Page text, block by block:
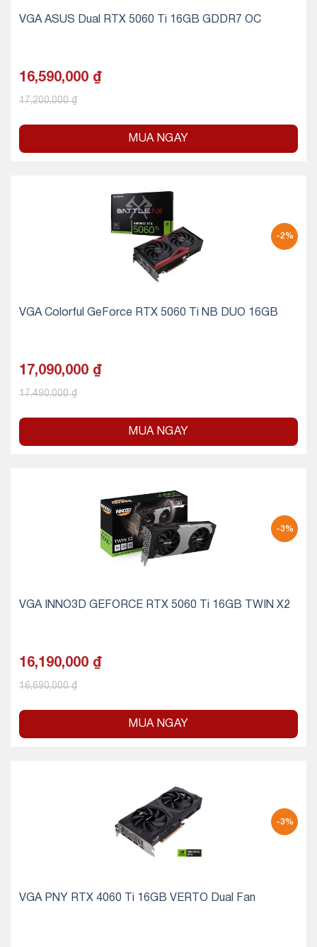
VGA ASUS Dual RTX 5060 Ti 16GB GDDR7 OC
16,590,000 ₫
17,200,000₫
MUA NGAY
-2%
VGA Colorful GeForce RTX 5060 Ti NB DUO 16GB
17,090,000 ₫
17,490,000₫
MUA NGAY
-3%
VGA INNO3D GEFORCE RTX 5060 Ti 16GB TWIN X2
16,190,000 ₫
16,690,000₫
MUA NGAY
-3%
VGA PNY RTX 4060 Ti 16GB VERTO Dual Fan